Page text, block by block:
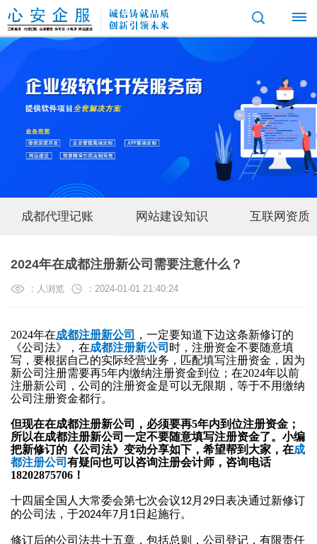
页
联
小
程
网
站
建
设
APP
开发
经
许
可
证
ICP
许
可
EDI
商
标
服
商
成都代理记账 网站建设知识 互联网资质
成都公司注册 成都个体工商户注册
成都edi许可证代办
2024年在成都注册新公司需要注意什么？
： 人浏览 ：2024-01-01 21:40:24
2024年在成都注册新公司
，一定要知道下边这条新修订的
《公司法》，在成都注册新公司 时，注册资金不要随意填
写，要根据自己的实际经营业务，匹配填写注册资金，因为
新公司注册需要再5年内缴纳注册资金到位；在2024年以前
注册新公司，公司的注册资金是可以无限期，等于不用缴纳
公司注册资金都行。
但现在在成都注册新公司，必须要再5年内到位注册资金；
所以在成都注册新公司一定不要随意填写注册资金了。小编
把新修订的《公司法》变动分享如下，希望帮到大家，在成
都注册公司 有疑问也可以咨询注册会计师，咨询电话
18202875706！
十四届全国人大常委会第七次会议12月 29日表决通过新修订
的公司法，于2024年7月 1日起施行。
修订后的公司法共十五章，包括总则，公司登记，有限责任